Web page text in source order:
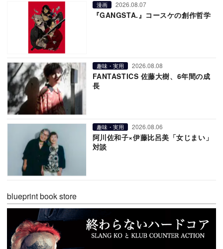
漫画 2026.08.07
『GANGSTA.』コースケの創作哲学
趣味・実用 2026.08.08
FANTASTICS 佐藤大樹、6年間の成
長
趣味・実用 2026.08.06
阿川佐和子×伊藤比呂美「女じまい」
対談
blueprint book store